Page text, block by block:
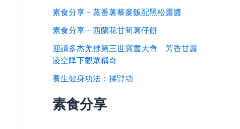
素食分享－蒸番薯藜麥飯配黑松露醬
素食分享－西蘭花甘筍薯仔餅
迎請多杰羌佛第三世寶書大會 芳香甘露
凌空降下觀眾稱奇
養生健身功法：揉腎功
素食分享